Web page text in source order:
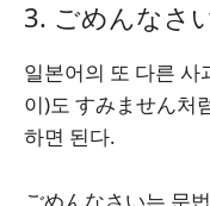
3. ごめんなさ
일본어의 또 다른
이)도 すみません처
하면 된다.
ごめんなさい는 문